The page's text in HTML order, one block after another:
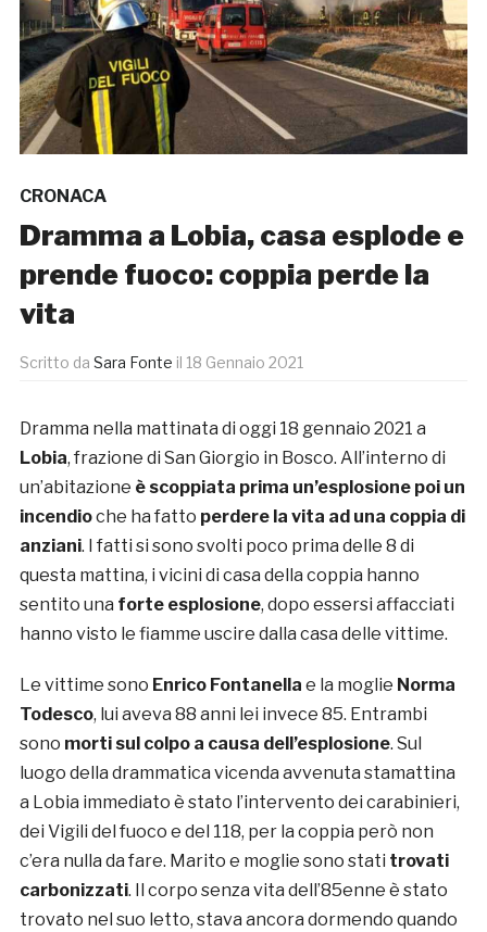
CRONACA
Dramma a Lobia, casa esplode e
prende fuoco: coppia perde la
vita
Scritto da Sara Fonte il 18 Gennaio 2021
Dramma nella mattinata di oggi 18 gennaio 2021 a
Lobia, frazione di San Giorgio in Bosco. All’interno di
un’abitazione è scoppiata prima un’esplosione poi un
incendioche ha fatto perdere la vita ad una coppia di
anziani. I fatti si sono svolti poco prima delle 8 di
questa mattina, i vicini di casa della coppia hanno
sentito una forte esplosione, dopo essersi affacciati
hanno visto le fiamme uscire dalla casa delle vittime.
Le vittime sono Enrico Fontanella e la moglie Norma
Todesco, lui aveva 88 anni lei invece 85. Entrambi
sono morti sul colpo a causa dell’esplosione. Sul
luogo della drammatica vicenda avvenuta stamattina
a Lobia immediato è stato l’intervento dei carabinieri,
dei Vigili del fuoco e del 118, per la coppia però non
c’era nulla da fare. Marito e moglie sono stati trovati
carbonizzati. Il corpo senza vita dell’85enne è stato
trovato nel suo letto, stava ancora dormendo quando